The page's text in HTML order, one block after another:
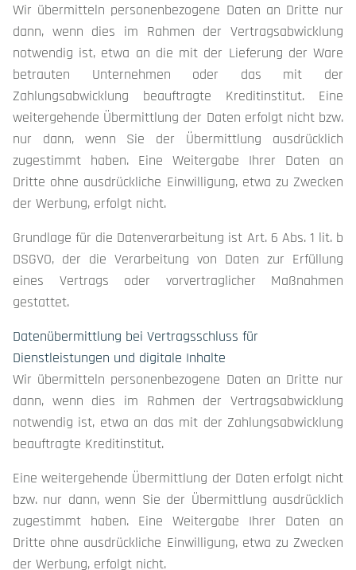
Wir übermitteln personenbezogene Daten an Dritte nur
dann, wenn dies im Rahmen der Vertragsabwicklung
notwendig ist, etwa an die mit der Lieferung der Ware
betrauten Unternehmen oder das mit der
Zahlungsabwicklung beauftragte Kreditinstitut. Eine
weitergehende Übermittlung der Daten erfolgt nicht bzw.
nur dann, wenn Sie der Übermittlung ausdrücklich
zugestimmt haben. Eine Weitergabe Ihrer Daten an
Dritte ohne ausdrückliche Einwilligung, etwa zu Zwecken
der Werbung, erfolgt nicht.
Grundlage für die Datenverarbeitung ist Art. 6 Abs. 1 lit. b
DSGVO, der die Verarbeitung von Daten zur Erfüllung
eines Vertrags oder vorvertraglicher Maßnahmen
gestattet.
Datenübermittlung bei Vertragsschluss für
Dienstleistungen und digitale Inhalte
Wir übermitteln personenbezogene Daten an Dritte nur
dann, wenn dies im Rahmen der Vertragsabwicklung
notwendig ist, etwa an das mit der Zahlungsabwicklung
beauftragte Kreditinstitut.
Eine weitergehende Übermittlung der Daten erfolgt nicht
bzw. nur dann, wenn Sie der Übermittlung ausdrücklich
zugestimmt haben. Eine Weitergabe Ihrer Daten an
Dritte ohne ausdrückliche Einwilligung, etwa zu Zwecken
der Werbung, erfolgt nicht.